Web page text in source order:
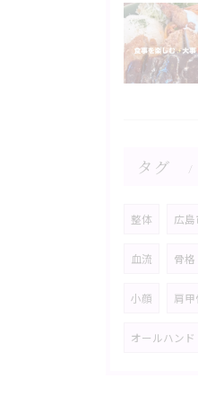
タグ
整体 広島
血流 骨格
小顔 肩甲
オールハンド